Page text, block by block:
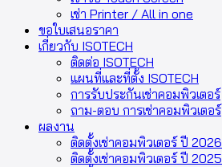
เช่า Printer / All in one
ขอใบเสนอราคา
เกี่ยวกับ ISOTECH
ติดต่อ ISOTECH
แผนที่และที่ตั้ง ISOTECH
การรับประกันเช่าคอมพิวเตอร์
ถาม-ตอบ การเช่าคอมพิวเตอร์
ผลงาน
ติดตั้งเช่าคอมพิวเตอร์ ปี 2026
ติดตั้งเช่าคอมพิวเตอร์ ปี 2025